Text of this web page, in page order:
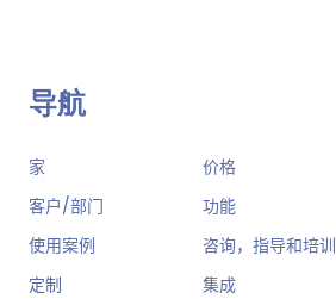
导航
家
价格
客户/部门
功能
使用案例
咨询，指导和培训
定制
集成